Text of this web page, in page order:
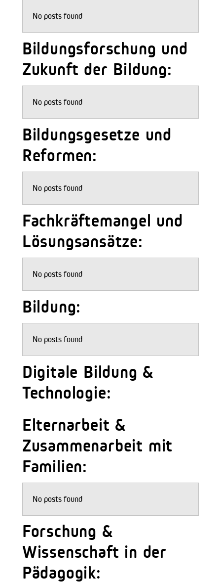
No posts found
Bildungsforschung und
Zukunft der Bildung:
No posts found
Bildungsgesetze und
Reformen:
No posts found
Fachkräftemangel und
Lösungsansätze:
No posts found
Bildung:
No posts found
Digitale Bildung &
Technologie:
Elternarbeit &
Zusammenarbeit mit
Familien:
No posts found
Forschung &
Wissenschaft in der
Pädagogik: